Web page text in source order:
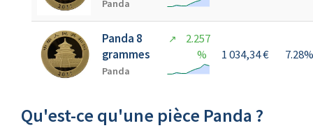
Panda
Panda 8
grammes
Panda
↗
2.257
%
1 034,34 € 7.28%
Qu'est-ce qu'une pièce Panda ?